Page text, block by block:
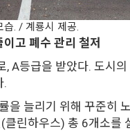
습. / 계룡시 제공.
고 폐수 관리 철저
A등급을 받았다. 도시
.
을 늘리기 위해 꾸준히
린하우스) 총 6개소를